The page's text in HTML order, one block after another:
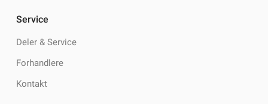
Service
Deler & Service
Forhandlere
Kontakt